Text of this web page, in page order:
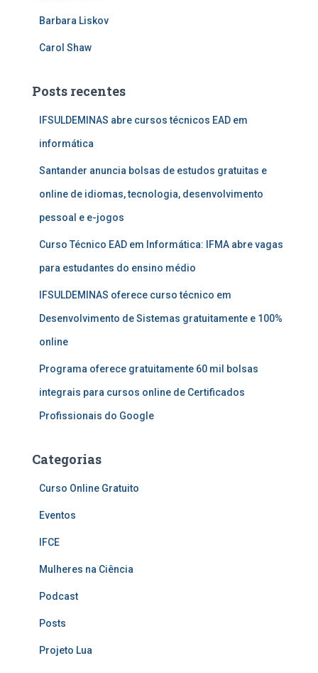
Barbara Liskov
Carol Shaw
Posts recentes
IFSULDEMINAS abre cursos técnicos EAD em
informática
Santander anuncia bolsas de estudos gratuitas e
online de idiomas, tecnologia, desenvolvimento
pessoal e e-jogos
Curso Técnico EAD em Informática: IFMA abre vagas
para estudantes do ensino médio
IFSULDEMINAS oferece curso técnico em
Desenvolvimento de Sistemas gratuitamente e 100%
online
Programa oferece gratuitamente 60 mil bolsas
integrais para cursos online de Certificados
Profissionais do Google
Categorias
Curso Online Gratuito
Eventos
IFCE
Mulheres na Ciência
Podcast
Posts
Projeto Lua